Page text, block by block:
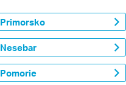
Primorsko
Nesebar
Pomorie